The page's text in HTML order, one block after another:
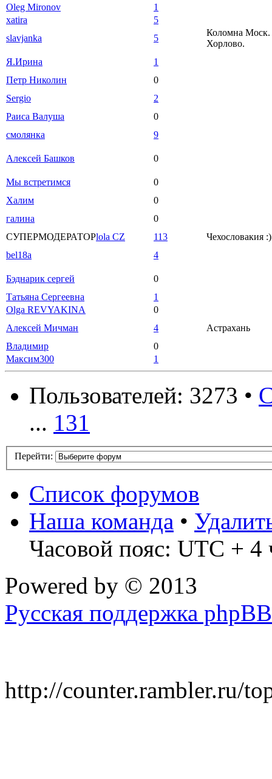
Oleg Mironov
1
xatira
5
slavjanka
5
Коломна Моск.
Хорлово.
Я.Ирина
1
Петр Николин
0
Sergio
2
Раиса Валуша
0
смолянка
9
Алексей Башков 0
Мы встретимся
0
Халим
0
галина
0
СУПЕРМОДЕРАТОРlola CZ 113
Чехословакия :)
bel18a
4
Бэднарик сергей
0
Татьяна Сергеевна
1
Olga REVYAKINA
0
Алексей Мичман
4
Астрахань
Владимир
0
Максим300
1
Пользователей: 3273 •
... 131
Перейти:
Список форумов
Наша команда •
Часовой пояс: UTC + 4
Powered by © 2013
Русская поддержка phpBB
http://counter.rambler.ru/